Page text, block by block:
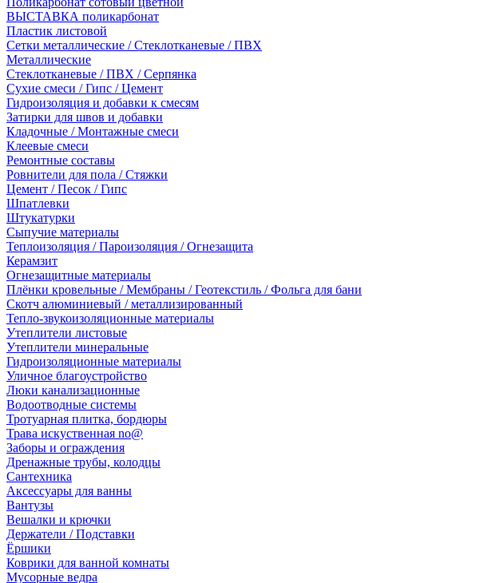
ВЫСТАВКА поликарбонат
Пластик листовой
Сетки металлические / Стеклотканевые / ПВХ
Металлические
Стеклотканевые / ПВХ / Серпянка
Сухие смеси / Гипс / Цемент
Гидроизоляция и добавки к смесям
Затирки для швов и добавки
Кладочные / Монтажные смеси
Клеевые смеси
Ремонтные составы
Ровнители для пола / Стяжки
Цемент / Песок / Гипс
Шпатлевки
Штукатурки
Сыпучие материалы
Теплоизоляция / Пароизоляция / Огнезащита
Керамзит
Огнезащитные материалы
Плёнки кровельные / Мембраны / Геотекстиль / Фольга для бани
Скотч алюминиевый / металлизированный
Тепло-звукоизоляционные материалы
Утеплители листовые
Утеплители минеральные
Гидроизоляционные материалы
Уличное благоустройство
Люки канализационные
Водоотводные системы
Тротуарная плитка, бордюры
Трава искуственная no@
Заборы и ограждения
Дренажные трубы, колодцы
Сантехника
Аксессуары для ванны
Вантузы
Вешалки и крючки
Держатели / Подставки
Ёршики
Коврики для ванной комнаты
Мусорные ведра